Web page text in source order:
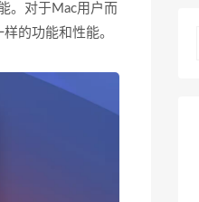
。对于Mac用户而
的功能和性能。